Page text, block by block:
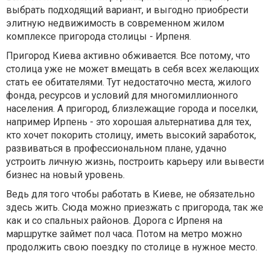
выбрать подходящий вариант, и выгодно приобрести
элитную недвижимость в современном жилом
комплексе пригорода столицы - Ирпеня.
Пригород Киева активно обживается. Все потому, что
столица уже не может вмещать в себя всех желающих
стать ее обитателями. Тут недостаточно места, жилого
фонда, ресурсов и условий для многомиллионного
населения. А пригород, близлежащие города и поселки,
например Ирпень - это хорошая альтернатива для тех,
кто хочет покорить столицу, иметь высокий заработок,
развиваться в профессиональном плане, удачно
устроить личную жизнь, построить карьеру или вывести
бизнес на новый уровень.
Ведь для того чтобы работать в Киеве, не обязательно
здесь жить. Сюда можно приезжать с пригорода, так же
как и со спальных районов. Дорога с Ирпеня на
маршрутке займет пол часа. Потом на метро можно
продолжить свою поездку по столице в нужное место.